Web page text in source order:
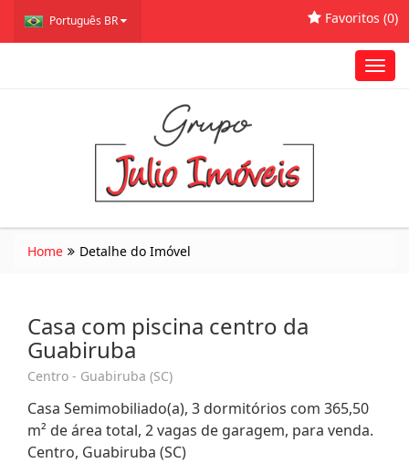
Português BR Favoritos (0)
Home Detalhe do Imóvel
Casa com piscina centro da
Guabiruba
Centro - Guabiruba (SC)
Casa Semimobiliado(a), 3 dormitórios com 365,50
m² de área total, 2 vagas de garagem, para venda.
Centro, Guabiruba (SC)